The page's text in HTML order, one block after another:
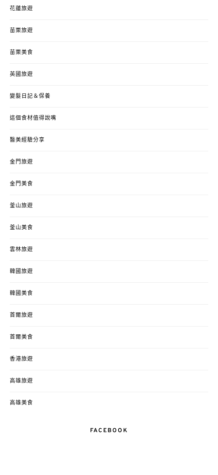
花蓮旅遊
苗栗旅遊
苗栗美食
英國旅遊
變髮日記＆保養
這個食材值得說嘴
醫美經驗分享
金門旅遊
金門美食
釜山旅遊
釜山美食
雲林旅遊
韓國旅遊
韓國美食
首爾旅遊
首爾美食
香港旅遊
高雄旅遊
高雄美食
FACEBOOK